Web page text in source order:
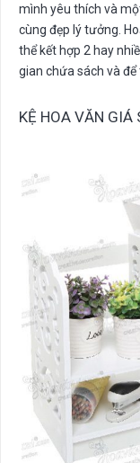
mình yêu thích và
cùng đẹp lý tưởng.
thể kết hợp 2 hay
gian chứa sách và để
KỆ HOA VĂN GIÁ